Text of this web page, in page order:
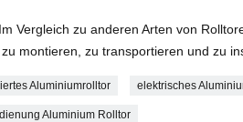
Vergleich zu anderen Arten von
montieren, zu transportieren und zu
Aluminiumrolltor elektrisches
Aluminium Rolltor